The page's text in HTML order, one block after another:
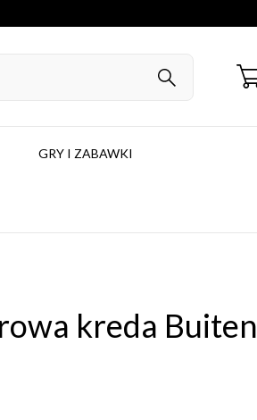
GRY I ZABAWKI
kreda Buiten